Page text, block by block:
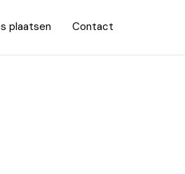
plaatsen Contact